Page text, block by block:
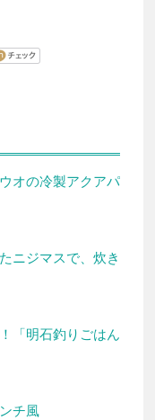
オの冷製アクアパ
ニジマスで、炊き
「明石釣りごはん
チ風